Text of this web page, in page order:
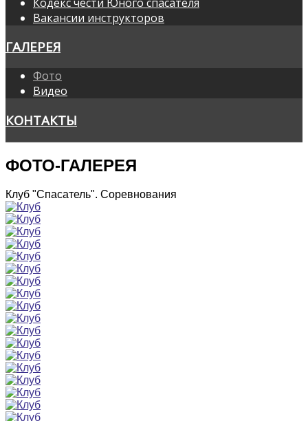
Вакансии инструкторов
ГАЛЕРЕЯ
Фото
Видео
КОНТАКТЫ
ФОТО-ГАЛЕРЕЯ
Клуб "Спасатель". Соревнования